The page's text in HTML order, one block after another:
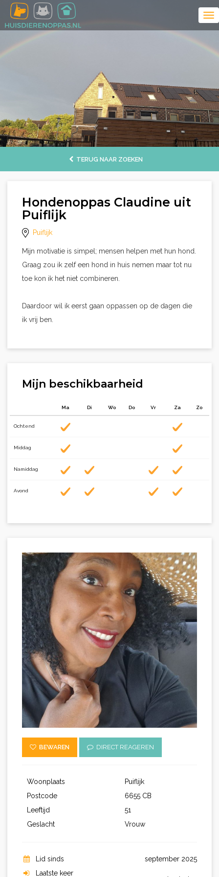
TERUG NAAR ZOEKEN
Hondenoppas Claudine uit
Puiflijk
Puiflijk
Mijn motivatie is simpel; mensen helpen met hun hond.
Graag zou ik zelf een hond in huis nemen maar tot nu
toe kon ik het niet combineren.
Daardoor wil ik eerst gaan oppassen op de dagen die
ik vrij ben.
Mijn beschikbaarheid
Ma Di Wo Do Vr Za Zo
Ochtend
Middag
Namiddag
Avond
BEWAREN DIRECT REAGEREN
Woonplaats
Puiflijk
Postcode
6655 CB
Leeftijd
51
Geslacht
Vrouw
Lid sinds
september 2025
Laatste keer